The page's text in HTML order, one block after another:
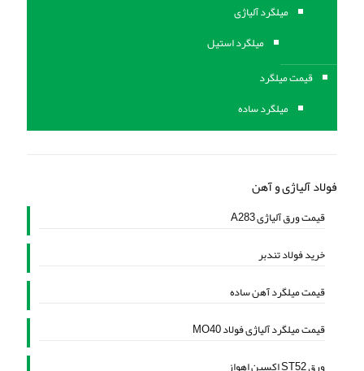
ميلگرد آلیاژی
میلگرد استیل
قیمت میلگرد
میلگرد ساده
فولاد آلیاژی و آهن
قیمت ورق آلیاژی A283
خرید فولاد تندبر
قیمت میلگرد آهن ساده
قیمت میلگرد آلیاژی فولاد MO40
ورق ST52 اکسین اهواز